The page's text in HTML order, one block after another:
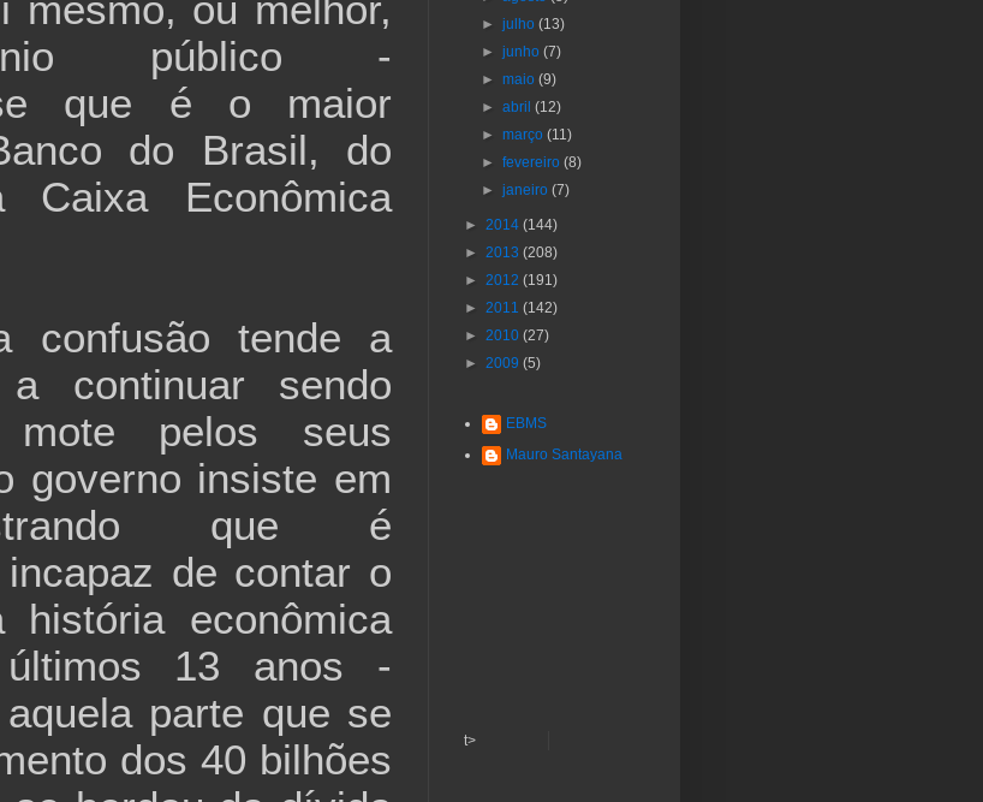
mesmo, ou melhor,
público -
se que é o maior
do Brasil, do
Econômica
confusão tende a
continuar sendo
mote pelos seus
governo insiste em
que é
de contar o
econômica
13 anos -
parte que se
dos 40 bilhões
►julho(13)
►junho(7)
►maio(9)
►abril(12)
►março(11)
►fevereiro(8)
►janeiro(7)
► 2014 (144)
► 2013 (208)
► 2012 (191)
► 2011 (142)
► 2010 (27)
► 2009 (5)
EBMS
Mauro Santayana
t>